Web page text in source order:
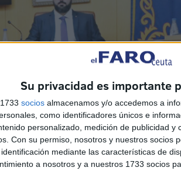
Su privacidad es importante
socios almacenamos y/o accedemos a
como identificadores únicos e
personalizado, medición de publicidad y
Con su permiso, nosotros y nuestros socios
mediante las características de
a nosotros y a nuestros 1733 socios